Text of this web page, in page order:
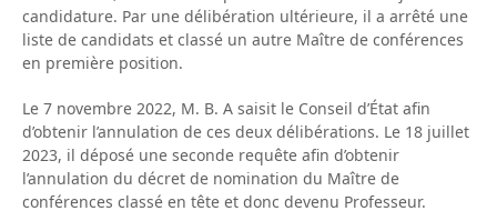
candidature. Par une délibération ultérieure, il a arrêté une
liste de candidats et classé un autre Maître de conférences
en première position.
Le 7 novembre 2022, M. B. A saisit le Conseil d’État afin
d’obtenir l’annulation de ces deux délibérations. Le 18 juillet
2023, il déposé une seconde requête afin d’obtenir
l’annulation du décret de nomination du Maître de
conférences classé en tête et donc devenu Professeur.